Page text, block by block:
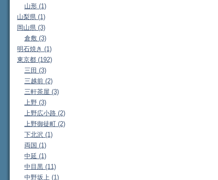
山形 (1)
山梨県 (1)
岡山県 (3)
倉敷 (3)
明石焼き (1)
東京都 (192)
三田 (3)
三越前 (2)
三軒茶屋 (3)
上野 (3)
上野広小路 (2)
上野御徒町 (2)
下北沢 (1)
両国 (1)
中延 (1)
中目黒 (11)
中野坂上 (1)